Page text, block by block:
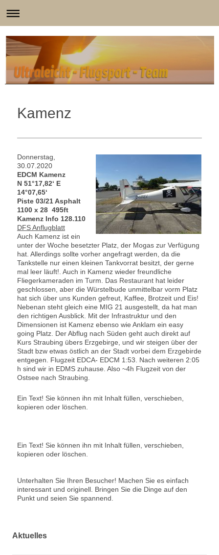
Kamenz
Donnerstag,
30.07.2020
EDCM Kamenz
N 51°17,82‘ E
14°07,65‘
Piste 03/21 Asphalt
1100 x 28 495ft
Kamenz Info 128.110
DFS Anflugblatt
Auch Kamenz ist ein
unter der Woche besetzter Platz, der Mogas zur Verfügung
hat. Allerdings sollte vorher angefragt werden, da die
Tankstelle nur einen kleinen Tankvorrat besitzt, der gerne
mal leer läuft!. Auch in Kamenz wieder freundliche
Fliegerkameraden im Turm. Das Restaurant hat leider
geschlossen, aber die Würstelbude unmittelbar vorm Platz
hat sich über uns Kunden gefreut, Kaffee, Brotzeit und Eis!
Nebenan steht gleich eine MIG 21 ausgestellt, da hat man
den richtigen Ausblick. Mit der Infrastruktur und den
Dimensionen ist Kamenz ebenso wie Anklam ein easy
going Platz. Der Abflug nach Süden geht auch direkt auf
Kurs Straubing übers Erzgebirge, und wir steigen über der
Stadt bzw etwas östlich an der Stadt vorbei dem Erzgebirde
entgegen. Flugzeit EDCA- EDCM 1:53. Nach weiteren 2:05
h sind wir in EDMS zuhause. Also ~4h Flugzeit von der
Ostsee nach Straubing.
Ein Text! Sie können ihn mit Inhalt füllen, verschieben,
kopieren oder löschen.
Ein Text! Sie können ihn mit Inhalt füllen, verschieben,
kopieren oder löschen.
Unterhalten Sie Ihren Besucher! Machen Sie es einfach
interessant und originell. Bringen Sie die Dinge auf den
Punkt und seien Sie spannend.
Aktuelles